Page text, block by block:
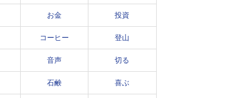
お金 投資
コーヒー 登山
音声 切る
石鹸 喜ぶ